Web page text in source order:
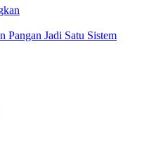
Jadi Satu Sistem